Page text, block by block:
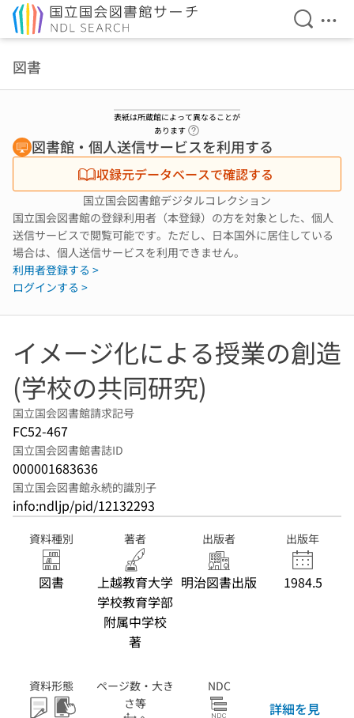
検索を
メ
図書
表紙は所蔵館によって異なることが
あります
図書館・個人送信サービスを利用する
収録元データベースで確認する
国立国会図書館デジタルコレクション
国立国会図書館の登録利用者（本登録）の方を対象とした、個人
送信サービスで閲覧可能です。ただし、日本国外に居住している
場合は、個人送信サービスを利用できません。
利用者登録する >
ログインする >
イメージ化による授業の創造
(学校の共同研究)
国立国会図書館請求記号
FC52-467
国立国会図書館書誌ID
000001683636
国立国会図書館永続的識別子
info:ndljp/pid/12132293
資料種別
図書
著者
上越教育大学
学校教育学部
附属中学校
著
出版者
明治図書出版
出版年
1984.5
資料形態
ページ数・大き
さ等
NDC
詳細を見